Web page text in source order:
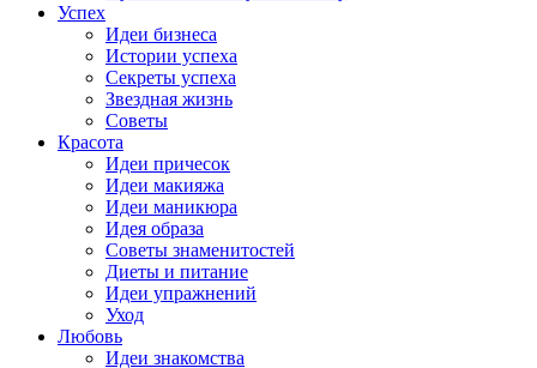
Успех
Идеи бизнеса
Истории успеха
Секреты успеха
Звездная жизнь
Советы
Красота
Идеи причесок
Идеи макияжа
Идеи маникюра
Идея образа
Советы знаменитостей
Диеты и питание
Идеи упражнений
Уход
Любовь
Идеи знакомства